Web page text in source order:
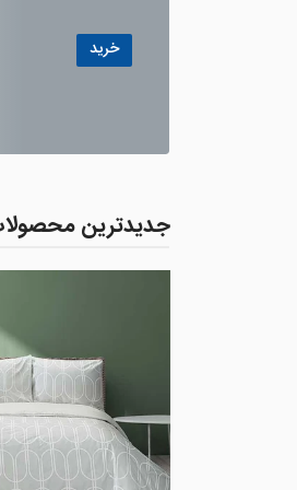
خرید
جدیدترین